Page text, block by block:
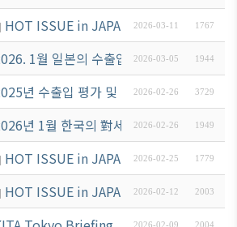
HOT ISSUE in JAPAN (3월1호)
2026-03-11 1767
1월 일본의 수출입 동향2026-03-05 1944
년 수출입 평가 및 2026년 전망
2026-02-26 3729
년 1월 한국의 對세계 및 對일본 수출입
2026-02-26 1949
HOT ISSUE in JAPAN (2월2호)
2026-02-25 1779
HOT ISSUE in JAPAN (2월1호)
2026-02-12 2003
2026-02-09 2004